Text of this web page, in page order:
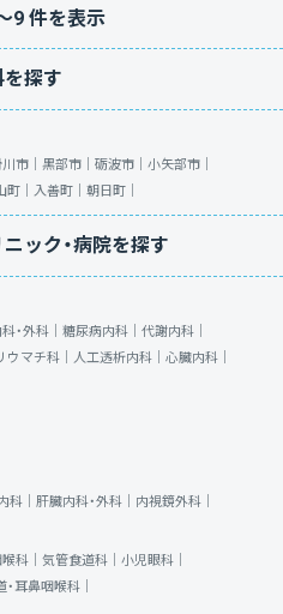
9件を表示
探す
市｜ 黒部市｜ 砺波市｜ 小矢部市｜
町｜ 入善町｜ 朝日町｜
ック・病院を探す
・外科｜ 糖尿病内科｜ 代謝内科｜
ウマチ科｜ 人工透析内科｜ 心臓内科｜
科｜ 肝臓内科・外科｜ 内視鏡外科｜
科｜ 気管食道科｜ 小児眼科｜
耳鼻咽喉科｜